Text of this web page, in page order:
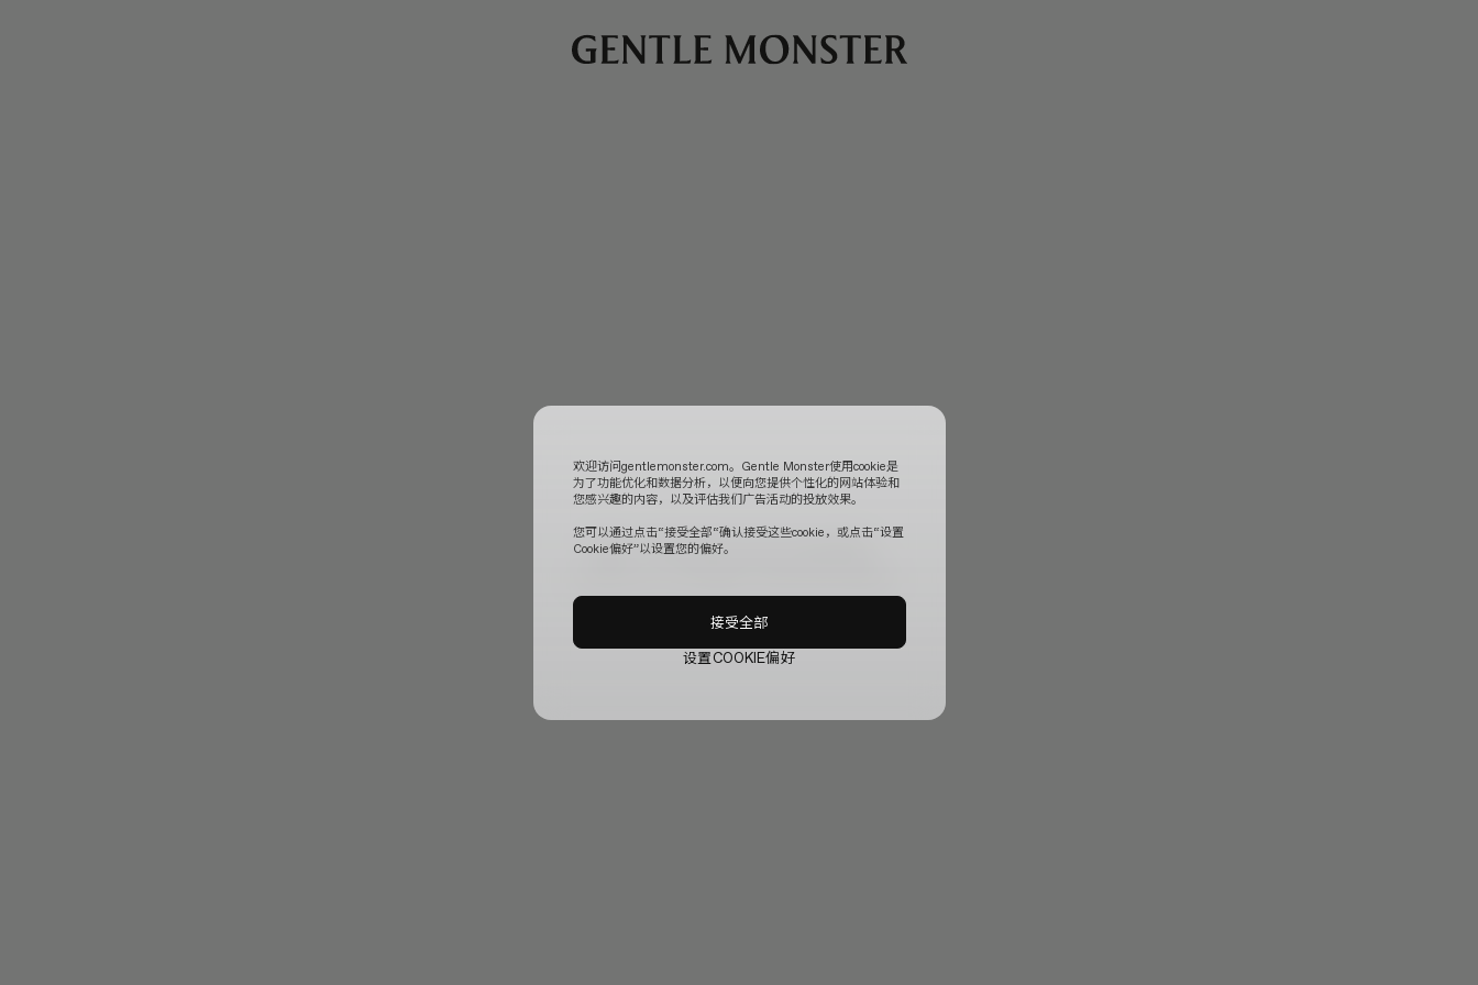
目前，官方网站正在进行临时更新。
欢迎访问gentlemonster.com。Gentle Monster使用cookie是
为了功能优化和数据分析，以便向您提供个性化的网站体验和
您感兴趣的内容，以及评估我们广告活动的投放效果。
您可以通过点击“接受全部“确认接受这些cookie，或点击“设置
Cookie偏好”以设置您的偏好。
设置COOKIE偏好
接受全部